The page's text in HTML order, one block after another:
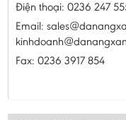
Điện thoại: 0236 247
Email:
Fax: 0236 3917 854